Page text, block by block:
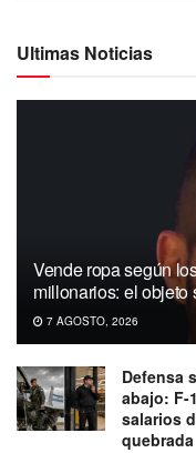
Ultimas Noticias
Vende ropa según
millonarios: el objeto
7 AGOSTO, 2026
Defensa
abajo: F-
salarios
quebrada